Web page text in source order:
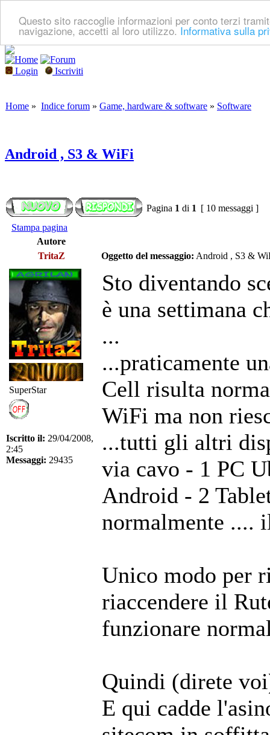
Questo sito raccoglie informazioni per conto terzi
navigazione, accetti al loro utilizzo. Informativa sulla
Login Iscriviti
Home » Indice forum » Game, hardware & software » Software
Android , S3 & WiFi
Pagina 1 di 1 [ 10 messaggi ]
Stampa pagina
Autore
TritaZ
Oggetto del messaggio: Android , S3 &
SuperStar
Iscritto il: 29/04/2008,
2:45
Messaggi: 29435
Sto diventando
è una settimana
...
...praticamente
Cell risulta
WiFi ma non
...tutti gli altri
via cavo - 1 PC
Android - 2
normalmente ....
Unico modo per
riaccendere il
funzionare
Quindi (direte
E qui cadde